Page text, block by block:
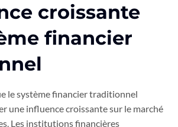
croissante
financier
le système financier traditionnel
une influence croissante sur le marché
Les institutions financières